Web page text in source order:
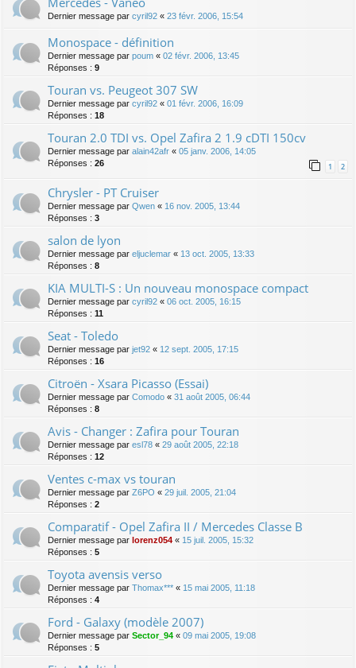
Dernier message par cyril92 « 23 févr. 2006, 15:54
Monospace - définition
Dernier message par poum « 02 févr. 2006, 13:45
Réponses : 9
Touran vs. Peugeot 307 SW
Dernier message par cyril92 « 01 févr. 2006, 16:09
Réponses : 18
Touran 2.0 TDI vs. Opel Zafira 2 1.9 cDTI 150cv
Dernier message par alain42afr « 05 janv. 2006, 14:05
Réponses : 26 1 2
Chrysler - PT Cruiser
Dernier message par Qwen « 16 nov. 2005, 13:44
Réponses : 3
salon de lyon
Dernier message par eljuclemar « 13 oct. 2005, 13:33
Réponses : 8
KIA MULTI-S : Un nouveau monospace compact
Dernier message par cyril92 « 06 oct. 2005, 16:15
Réponses : 11
Seat - Toledo
Dernier message par jet92 « 12 sept. 2005, 17:15
Réponses : 16
Citroën - Xsara Picasso (Essai)
Dernier message par Comodo « 31 août 2005, 06:44
Réponses : 8
Avis - Changer : Zafira pour Touran
Dernier message par esl78 « 29 août 2005, 22:18
Réponses : 12
Ventes c-max vs touran
Dernier message par Z6PO « 29 juil. 2005, 21:04
Réponses : 2
Comparatif - Opel Zafira II / Mercedes Classe B
Dernier message par lorenz054 « 15 juil. 2005, 15:32
Réponses : 5
Toyota avensis verso
Dernier message par Thomax*** « 15 mai 2005, 11:18
Réponses : 4
Ford - Galaxy (modèle 2007)
Dernier message par Sector_94 « 09 mai 2005, 19:08
Réponses : 5